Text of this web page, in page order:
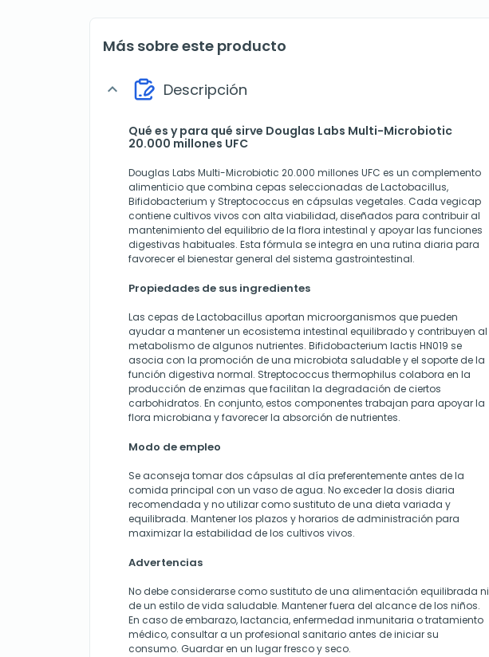
Más sobre este producto
expand_more Descripción
Qué es y para qué sirve Douglas Labs Multi-Microbiotic
20.000 millones UFC
Douglas Labs Multi-Microbiotic 20.000 millones UFC es un complemento
alimenticio que combina cepas seleccionadas de Lactobacillus,
Bifidobacterium y Streptococcus en cápsulas vegetales. Cada vegicap
contiene cultivos vivos con alta viabilidad, diseñados para contribuir al
mantenimiento del equilibrio de la flora intestinal y apoyar las funciones
digestivas habituales. Esta fórmula se integra en una rutina diaria para
favorecer el bienestar general del sistema gastrointestinal.
Propiedades de sus ingredientes
Las cepas de Lactobacillus aportan microorganismos que pueden
ayudar a mantener un ecosistema intestinal equilibrado y contribuyen al
metabolismo de algunos nutrientes. Bifidobacterium lactis HN019 se
asocia con la promoción de una microbiota saludable y el soporte de la
función digestiva normal. Streptococcus thermophilus colabora en la
producción de enzimas que facilitan la degradación de ciertos
carbohidratos. En conjunto, estos componentes trabajan para apoyar la
flora microbiana y favorecer la absorción de nutrientes.
Modo de empleo
Se aconseja tomar dos cápsulas al día preferentemente antes de la
comida principal con un vaso de agua. No exceder la dosis diaria
recomendada y no utilizar como sustituto de una dieta variada y
equilibrada. Mantener los plazos y horarios de administración para
maximizar la estabilidad de los cultivos vivos.
Advertencias
No debe considerarse como sustituto de una alimentación equilibrada ni
de un estilo de vida saludable. Mantener fuera del alcance de los niños.
En caso de embarazo, lactancia, enfermedad inmunitaria o tratamiento
médico, consultar a un profesional sanitario antes de iniciar su
consumo. Guardar en un lugar fresco y seco.